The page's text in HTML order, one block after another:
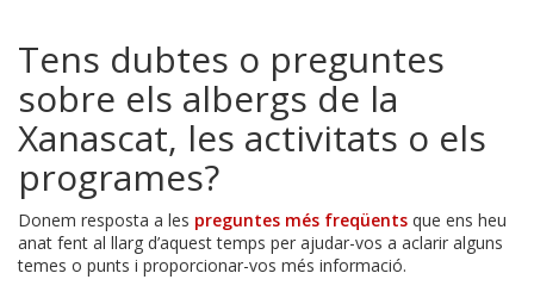
Tens dubtes o preguntes
sobre els albergs de la
Xanascat, les activitats o els
programes?
Donem resposta a les preguntes més freqüents que ens heu
anat fent al llarg d’aquest temps per ajudar-vos a aclarir alguns
temes o punts i proporcionar-vos més informació.